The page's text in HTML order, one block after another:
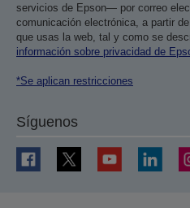
servicios de Epson— por correo
comunicación electrónica, a partir
que usas la web, tal y como se
información sobre privacidad de
*Se aplican restricciones
Síguenos